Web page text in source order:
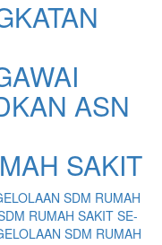
ASN
SAKIT
SDM RUMAH
RUMAH SAKIT SE-
SDM RUMAH